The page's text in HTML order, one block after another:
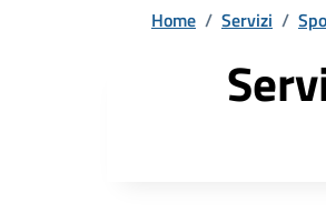
Home / Servizi /